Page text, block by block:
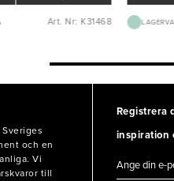
Art. Nr: K31468
och en
Vi
till
Registrera
inspiration